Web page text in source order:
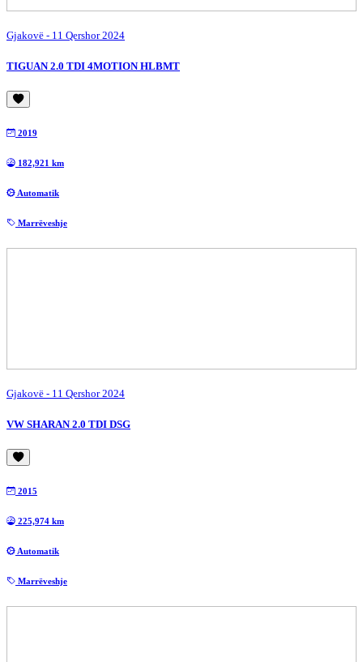
Gjakovë - 11 Qershor 2024
TIGUAN 2.0 TDI 4MOTION HLBMT
2019
182,921 km
Automatik
Marrëveshje
Gjakovë - 11 Qershor 2024
VW SHARAN 2.0 TDI DSG
2015
225,974 km
Automatik
Marrëveshje